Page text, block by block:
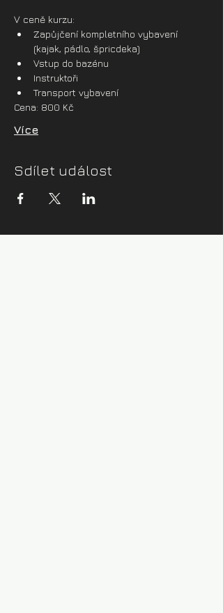
V ceně kurzu:
Zapůjčení kompletního vybavení
(kajak, pádlo, špricdeka)
Vstup do bazénu
Instruktoři
Transport vybavení
Cena: 800 Kč
Více
Sdílet událost